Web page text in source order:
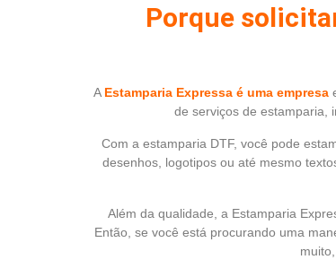
Porque
A Estamparia Expressa é uma empresa
de serviços de estamparia,
Com a estamparia DTF, você pode
desenhos, logotipos ou até mesmo
Além da qualidade, a Estamparia
Então, se você está procurando uma